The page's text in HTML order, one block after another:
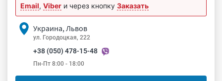
Email, Viber и через кнопку Заказать
Украина, Львов
ул. Городоцкая, 222
+38 (050) 478-15-48
Пн-Пт 8:00 - 18:00